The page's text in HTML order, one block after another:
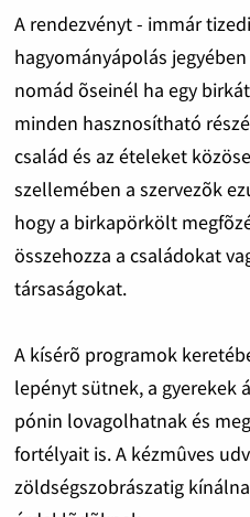
A rendezvényt - immár
hagyományápolás
nomád õseinél ha egy
minden hasznosítható
család és az ételeket
szellemében a szervezõk
hogy a birkapörkölt
összehozza a családokat
társaságokat.
A kísérõ programok
lepényt sütnek, a gyerekek
pónin lovagolhatnak és
fortélyait is. A kézmûves
zöldségszobrászatig